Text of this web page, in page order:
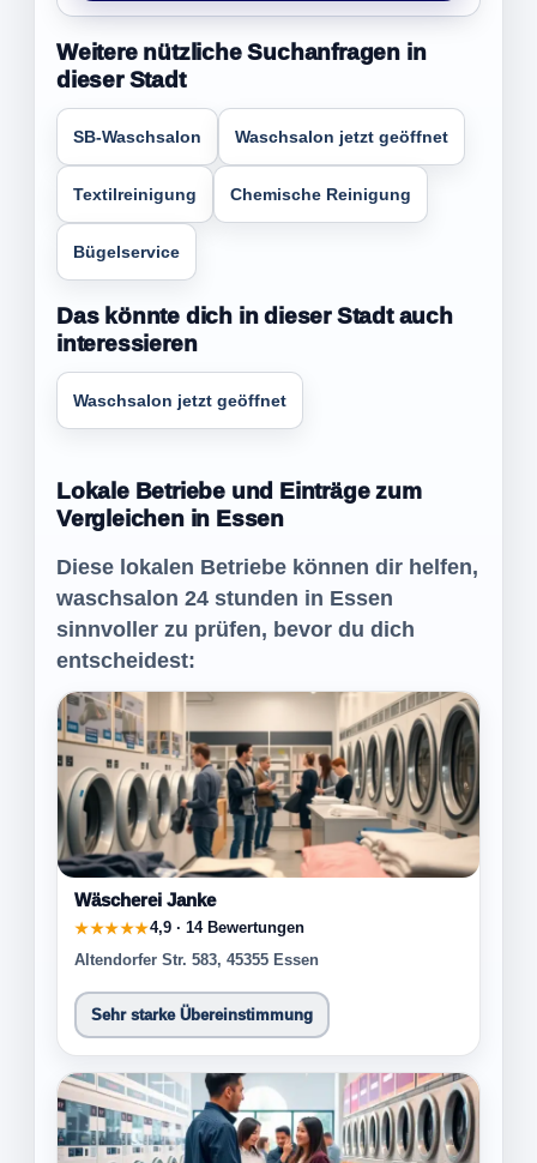
Weitere nützliche Suchanfragen in
dieser Stadt
SB-Waschsalon Waschsalon jetzt geöffnet
Textilreinigung Chemische Reinigung
Bügelservice
Das könnte dich in dieser Stadt auch
interessieren
Waschsalon jetzt geöffnet
Lokale Betriebe und Einträge zum
Vergleichen in Essen
Diese lokalen Betriebe können dir helfen,
waschsalon 24 stunden in Essen
sinnvoller zu prüfen, bevor du dich
entscheidest:
Wäscherei Janke
★★★★★4,9 · 14 Bewertungen
Altendorfer Str. 583, 45355 Essen
Sehr starke Übereinstimmung